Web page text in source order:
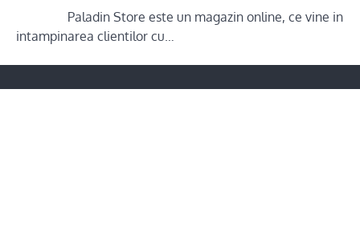
Paladin Store este un magazin online, ce vine in
intampinarea clientilor cu…